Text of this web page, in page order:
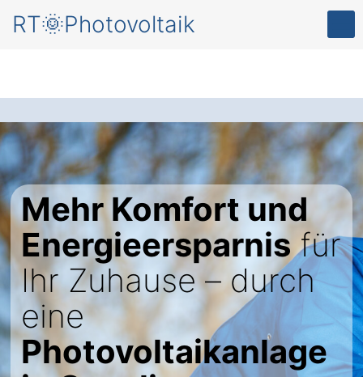
RT🌞Photovoltaik
Mehr Komfort und
Energieersparnisfür
Ihr Zuhause – durch
eine
Photovoltaikanlage